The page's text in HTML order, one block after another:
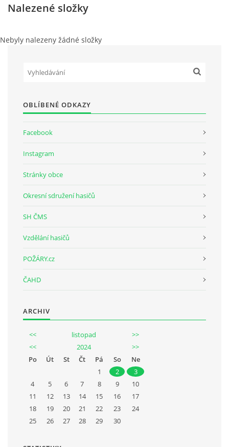
Nalezené složky
Nebyly nalezeny žádné složky
OBLÍBENÉ ODKAZY
Facebook
Instagram
Stránky obce
Okresní sdružení hasičů
SH ČMS
Vzdělání hasičů
POŽÁRY.cz
ČAHD
ARCHIV
<< listopad
>>
<<
2024
>>
Po
Út St Čt Pá So
Ne
1
2
3
4
5 6 7 8 9
10
11
12 13 14 15 16
17
18
19 20 21 22 23
24
25
26 27 28 29 30